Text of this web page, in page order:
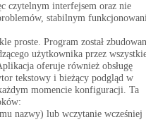
czytelnym interfejsem oraz nie
stabilnym
proste. Program został
użytkownika przez
oferuje również obsługę
tekstowy i bieżący podgląd w
momencie konfiguracji. Ta
nazwy) lub wczytanie wcześniej